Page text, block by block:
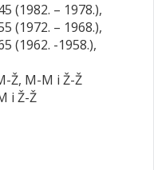
(1982. – 1978.),
(1972. – 1968.),
(1962. -1958.),
Ž, M-M i Ž-Ž
i Ž-Ž